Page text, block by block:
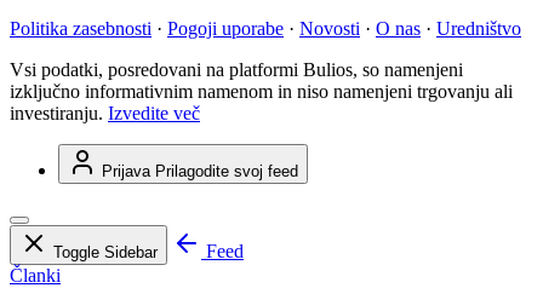
Politika zasebnosti · Pogoji uporabe · Novosti · O nas · Uredništvo
Vsi podatki, posredovani na platformi Bulios, so namenjeni
izključno informativnim namenom in niso namenjeni trgovanju ali
investiranju. Izvedite več
Prijava Prilagodite svoj feed
Toggle Sidebar
Feed
Članki